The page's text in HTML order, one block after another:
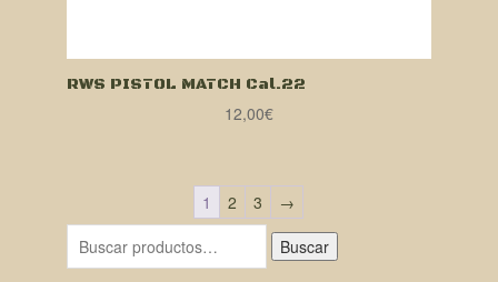
RWS PISTOL MATCH Cal.22
12,00€
1 2 3
→
Buscar